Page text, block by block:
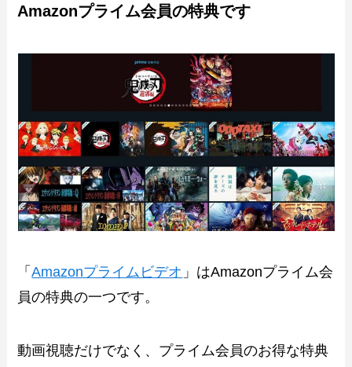
Amazonプライム会員の特典です
「Amazonプライムビデオ 」はAmazonプライム会
員の特典の一つです。
動画視聴だけでなく、プライム会員のお得な特典